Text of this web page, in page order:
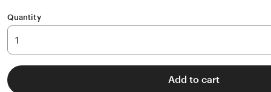
Quantity
Add to cart